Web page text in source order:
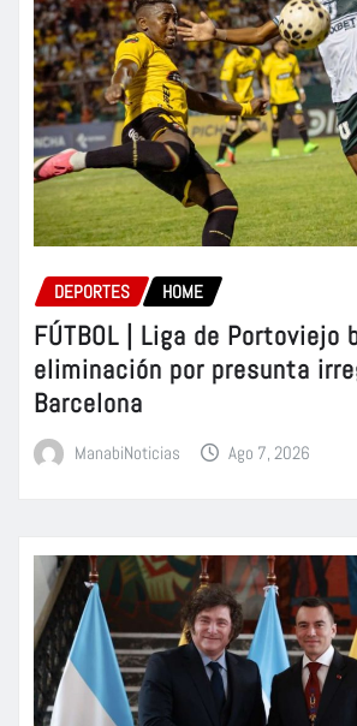
DEPORTES HOME
FÚTBOL | Liga de Portoviejo
eliminación por presunta
Barcelona
ManabiNoticias Ago 7, 2026